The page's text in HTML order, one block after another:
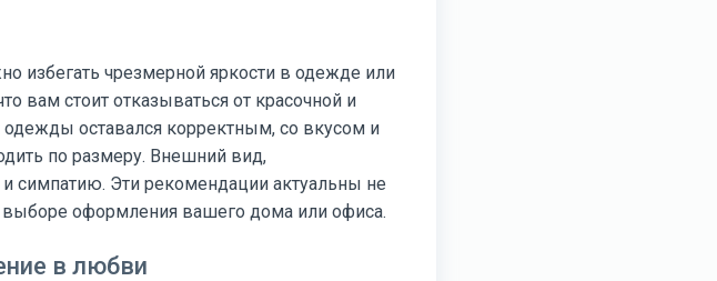
избегать чрезмерной яркости в одежде или
вам стоит отказываться от красочной и
оставался корректным, со вкусом и
по размеру. Внешний вид,
симпатию. Эти рекомендации актуальны не
оформления вашего дома или офиса.
в любви